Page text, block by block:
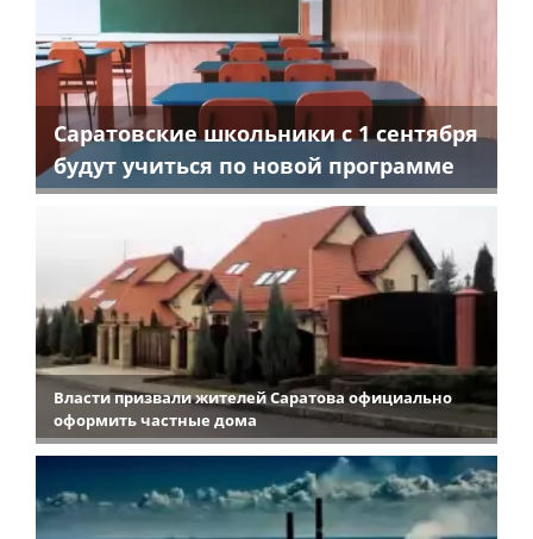
Саратовские школьники с 1 сентября
будут учиться по новой программе
Власти призвали жителей Саратова официально
оформить частные дома